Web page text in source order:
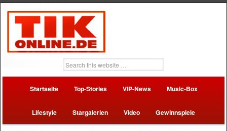
Startseite Top-Stories VIP-News Music-Box
Lifestyle Stargalerien Video Gewinnspiele